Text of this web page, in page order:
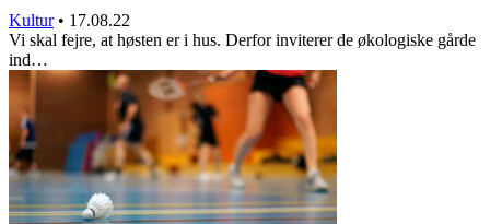
Kultur • 17.08.22
Vi skal fejre, at høsten er i hus. Derfor inviterer de økologiske gårde
ind…